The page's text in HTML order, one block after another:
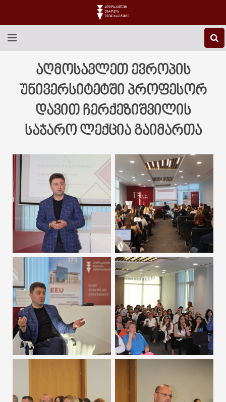
EEU-Ს ᲨᲔᲡᲐᲮᲔᲑ
ᲒᲐᲜᲐᲗᲚᲔᲑᲐ
ᲡᲐᲔᲠᲗᲐᲨᲝᲠᲘᲡᲝ
ᲑᲘᲑᲚᲘᲝᲗᲔᲙᲐ
ᲡᲢᲣᲓᲔᲜᲢᲣᲠᲘ ᲪᲮᲝᲕᲠᲔᲑᲐ
ᲙᲝᲜᲢᲐᲥᲢᲘ
აღმოსავლეთ ევროპის
უნივერსიტეტში პროფესორ
დავით ჩერქეზიშვილის
საჯარო ლექცია გაიმართა